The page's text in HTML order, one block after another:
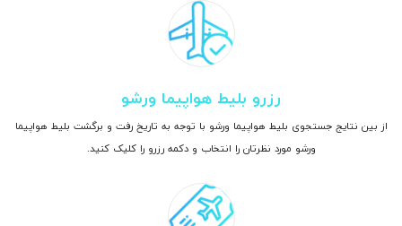
رزرو بلیط هواپیما ورشو
از بین نتایج جستجوی بلیط هواپیما ورشو با توجه به تاریخ رفت و برگشت بلیط هواپیما
ورشو مورد نظرتان را انتخاب و دکمه رزرو را کلیک کنید.